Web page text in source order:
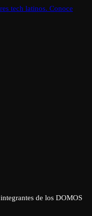
tech latinos. Conoce
de los DOMOS